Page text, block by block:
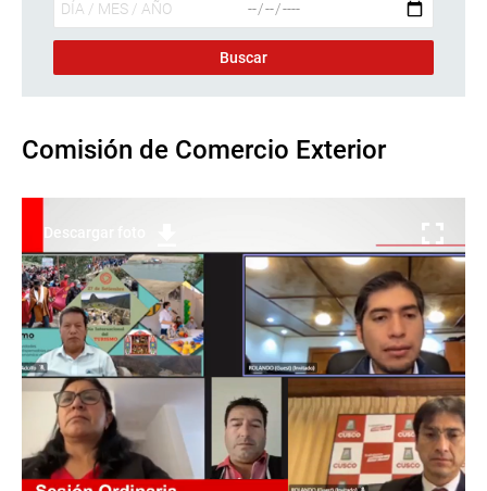
Comisión de Comercio Exterior
Descargar foto